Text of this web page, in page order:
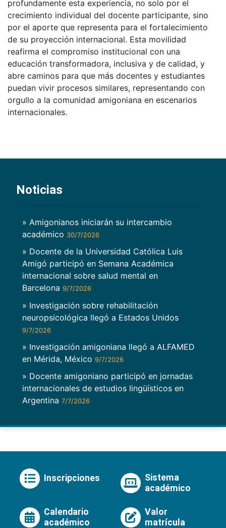
profundamente esta experiencia, no solo por el
crecimiento individual del docente participante, sino
por el aporte que representa para el fortalecimiento
de su proyección internacional. Esta movilidad
reafirma el compromiso institucional con una
educación transformadora, inclusiva y de calidad, y
abre caminos para que más docentes y estudiantes
puedan vivir procesos similares, representando con
orgullo a la comunidad amigoniana en escenarios
internacionales.
Noticias
» Amigonianos iniciarán su intercambio
académico 30/7/2026
» Docente de la Universidad Católica Luis
Amigó participó en Semana Académica
internacional sobre salud mental en
Barcelona 9/7/2026
» Investigación sobre rehabilitación
neuropsicológica llegó a Estados Unidos
9/7/2026
» Investigación amigoniana llegó a ALFAMED
en Mérida, México 9/7/2026
» Docente amigoniano participó en jornadas
internacionales de estudios lingüísticos en
Argentina 7/7/2026
Inscripciones
Sistema
académico
Calendario
académico
Valor
matrícula